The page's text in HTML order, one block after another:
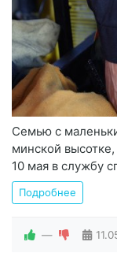
Семью с
минской
10 мая в службу
Подробнее
—